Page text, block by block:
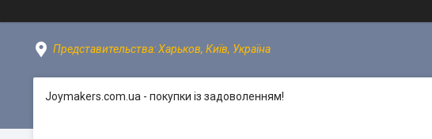
Представительства: Харьков, Київ, Україна
Joymakers.com.ua - покупки із задоволенням!